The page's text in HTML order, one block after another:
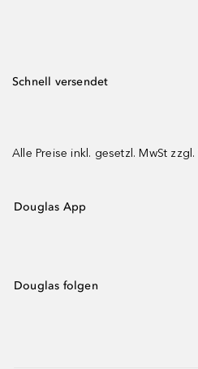
Schnell versendet
Alle Preise inkl. gesetzl. MwSt zzgl.
Douglas App
Douglas folgen